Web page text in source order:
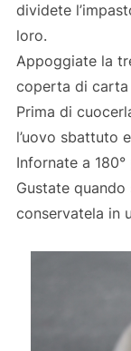
dividete
loro.
Appoggiate la
coperta di carta
Prima di
l’uovo sbattuto
Infornate a
Gustate
conservatela in